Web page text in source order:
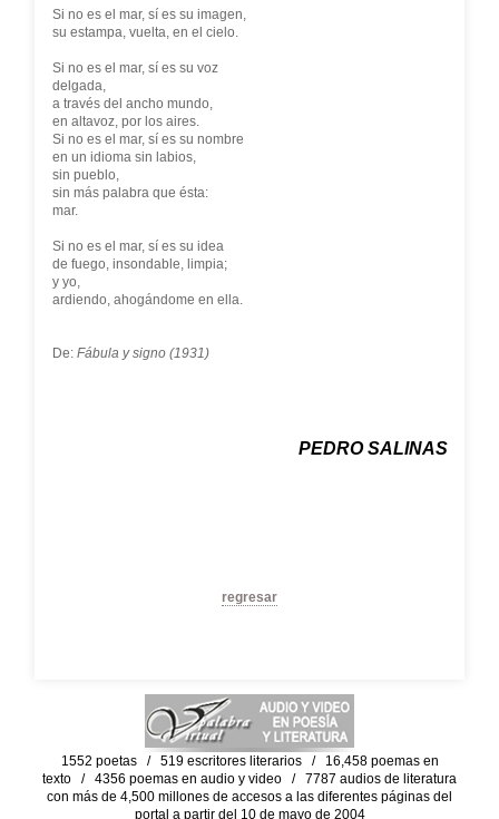
Si no es el mar, sí es su imagen,
su estampa, vuelta, en el cielo.
Si no es el mar, sí es su voz
delgada,
a través del ancho mundo,
en altavoz, por los aires.
Si no es el mar, sí es su nombre
en un idioma sin labios,
sin pueblo,
sin más palabra que ésta:
mar.
Si no es el mar, sí es su idea
de fuego, insondable, limpia;
y yo,
ardiendo, ahogándome en ella.
De: Fábula y signo (1931)
PEDRO SALINAS
regresar
1552 poetas / 519 escritores literarios / 16,458 poemas en
texto / 4356 poemas en audio y video / 7787 audios de literatura
con más de 4,500 millones de accesos a las diferentes páginas del
portal a partir del 10 de mayo de 2004